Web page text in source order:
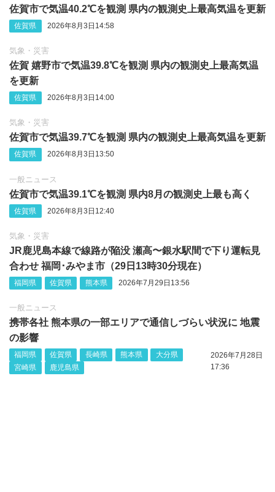
佐賀市で気温40.2℃を観測 県内の観測史上最高気温を更新
佐賀県 2026年8月3日14:58
気象・災害
佐賀 嬉野市で気温39.8℃を観測 県内の観測史上最高気温
を更新
佐賀県 2026年8月3日14:00
気象・災害
佐賀市で気温39.7℃を観測 県内の観測史上最高気温を更新
佐賀県 2026年8月3日13:50
一般ニュース
佐賀市で気温39.1℃を観測 県内8月の観測史上最も高く
佐賀県 2026年8月3日12:40
気象・災害
JR鹿児島本線で線路が陥没 瀬高〜銀水駅間で下り運転見
合わせ 福岡･みやま市（29日13時30分現在）
福岡県 佐賀県 熊本県 2026年7月29日13:56
一般ニュース
携帯各社 熊本県の一部エリアで通信しづらい状況に 地震
の影響
福岡県 佐賀県 長崎県 熊本県
大分県
宮崎県
鹿児島県
2026年7月28日
17:36